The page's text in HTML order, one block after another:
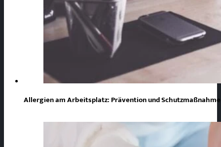
Allergien am Arbeitsplatz: Prävention und